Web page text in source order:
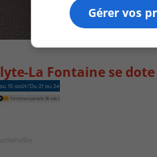
La Fontaine se dote
Gérer vos